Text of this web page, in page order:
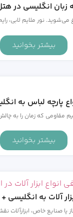
زبان انگلیسی در
نور ملایم لابی،
بیشتر بخوانید
پارچه لباس به
مقاومی که زمان را به
بیشتر بخوانید
آلات به انگلیسی
صنایع خاص، ابزارآلات